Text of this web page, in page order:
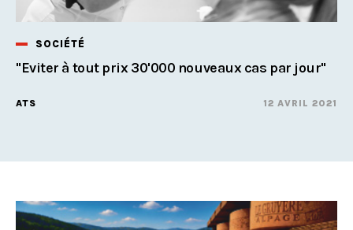
SOCIÉTÉ
"Eviter à tout prix 30'000 nouveaux cas par jour"
ATS 12 AVRIL 2021